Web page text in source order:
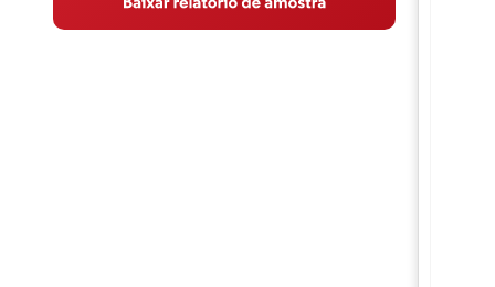
Tendências e insights